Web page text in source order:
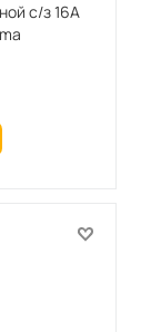
с/з 16А